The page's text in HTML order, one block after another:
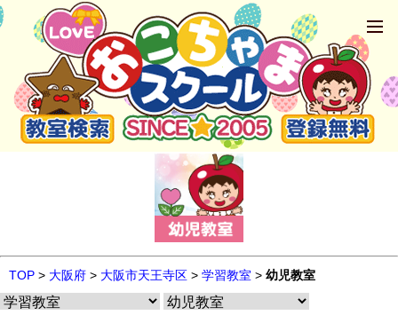
TOP > 大阪府 > 大阪市天王寺区 > 学習教室 > 幼児教室